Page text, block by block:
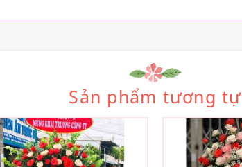
Sản phẩm tương tự